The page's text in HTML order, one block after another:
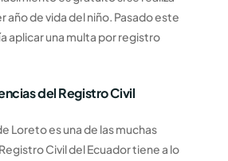
año de vida del niño. Pasado este
aplicar una multa por registro
del Registro Civil
Loreto es una de las muchas
Civil del Ecuador tiene a lo